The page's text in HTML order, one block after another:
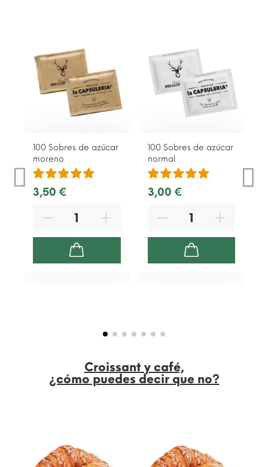
100 Sobres de azúcar
moreno
3,50 €
100 Sobres de azúcar
normal
3,00 €
Croissant y café,
¿cómo puedes decir que no?